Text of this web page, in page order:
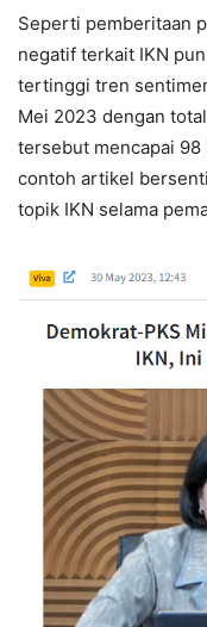
Seperti pemberitaan
negatif terkait IKN
tertinggi tren
Mei 2023 dengan
tersebut mencapai
contoh artikel
topik IKN selama